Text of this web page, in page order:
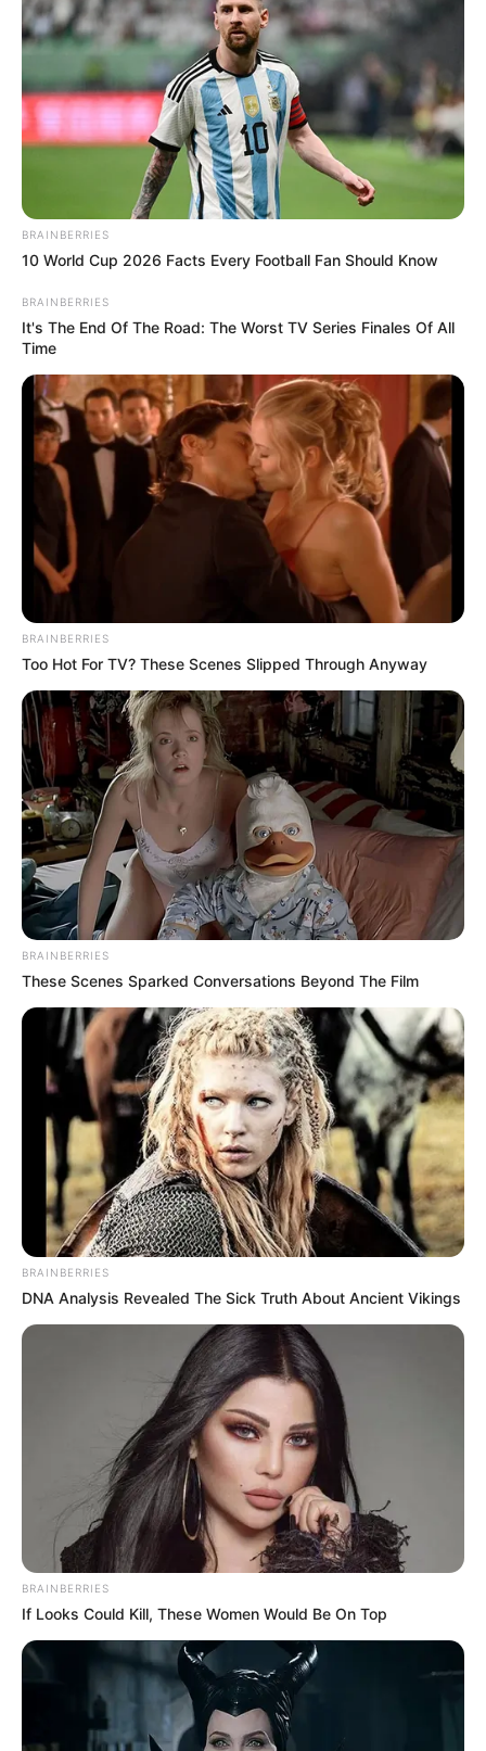
BRAINBERRIES
10 World Cup 2026 Facts Every Football Fan Should Know
BRAINBERRIES
It's The End Of The Road: The Worst TV Series Finales Of All
Time
BRAINBERRIES
Too Hot For TV? These Scenes Slipped Through Anyway
BRAINBERRIES
These Scenes Sparked Conversations Beyond The Film
BRAINBERRIES
DNA Analysis Revealed The Sick Truth About Ancient Vikings
BRAINBERRIES
If Looks Could Kill, These Women Would Be On Top